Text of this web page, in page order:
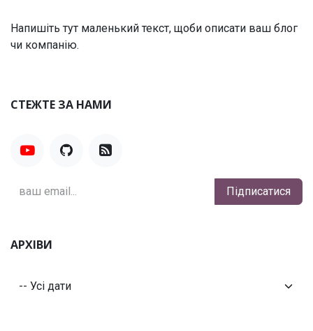
Напишіть тут маленький текст, щоби описати ваш блог
чи компанію.
СТЕЖТЕ ЗА НАМИ
Підписатися
АРХІВИ